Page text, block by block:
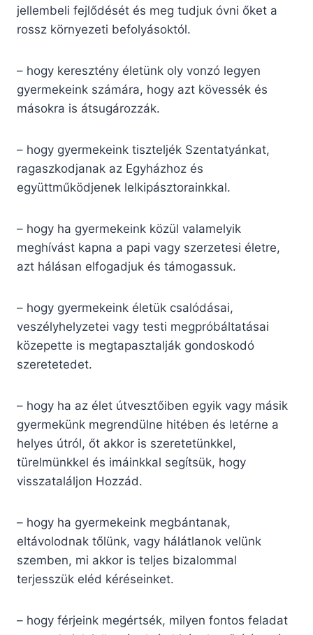
jellembeli fejlődését és meg tudjuk óvni őket a
rossz környezeti befolyásoktól.
– hogy keresztény életünk oly vonzó legyen
gyermekeink számára, hogy azt köves­sék és
másokra is átsugározzák.
– hogy gyermekeink tiszteljék Szent­atyánkat,
ragaszkodjanak az Egyházhoz és
együttműködjenek lelkipásztorainkkal.
– hogy ha gyermekeink közül valamelyik
meghívást kapna a papi vagy szerzetesi életre,
azt hálásan elfogadjuk és támogassuk.
– hogy gyermekeink életük csalódásai,
veszélyhelyzetei vagy testi megpróbál­tatásai
közepette is megtapasztalják gondoskodó
szeretetedet.
– hogy ha az élet útvesztőiben egyik vagy másik
gyermekünk megrendülne hitében és letérne a
helyes útról, őt akkor is sze­retetünkkel,
türelmünkkel és imáinkkal segítsük, hogy
visszataláljon Hozzád.
– hogy ha gyermekeink megbántanak,
eltávolodnak tőlünk, vagy hálátlanok ve­lünk
szemben, mi akkor is teljes bizalommal
terjesszük eléd kéréseinket.
– hogy férjeink megértsék, milyen fontos feladat